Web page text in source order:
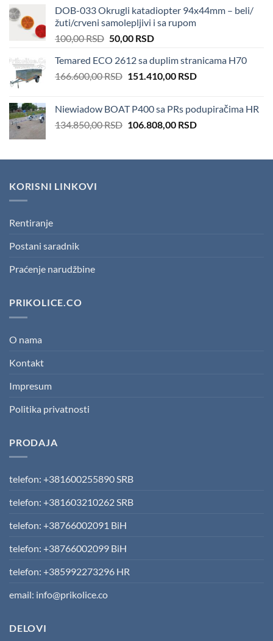
100.000,00 RSD.82.000,00 RSD.
DOB-033 Okrugli katadiopter 94x44mm – beli/
žuti/crveni samolepljivi i sa rupom
100,00RSD Original
was:
100,00 RSD.
50,00 RSDCurrent
is:
50,00 RSD.
Temared ECO 2612 sa duplim stranicama H70
166.600,00RSD Original
166.600,00 RSD.
151.410,00 RSDCurrent
151.410,00 RSD.
Niewiadow BOAT P400 sa PRs podupiračima HR
134.850,00RSD Original
134.850,00 RSD.
106.808,00 RSDCurrent
106.808,00 RSD.
KORISNI LINKOVI
Rentiranje
Postani saradnik
Praćenje narudžbine
PRIKOLICE.CO
O nama
Kontakt
Impresum
Politika privatnosti
PRODAJA
telefon: +381600255890 SRB
telefon: +381603210262 SRB
telefon: +38766002091 BiH
telefon: +38766002099 BiH
telefon: +385992273296 HR
email: info@prikolice.co
DELOVI